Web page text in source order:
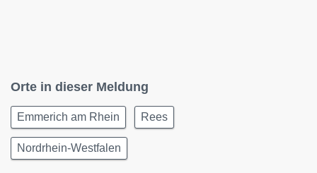
Orte in dieser Meldung
Emmerich am Rhein Rees
Nordrhein-Westfalen